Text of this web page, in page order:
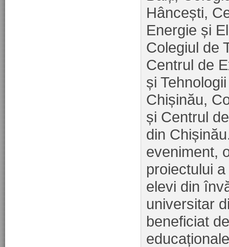
Hâncești,
Energie și
Colegiul de
Centrul de
și
Chișinău,
și Centrul
din
eveniment,
proiectului
elevi din
universitar
beneficiat